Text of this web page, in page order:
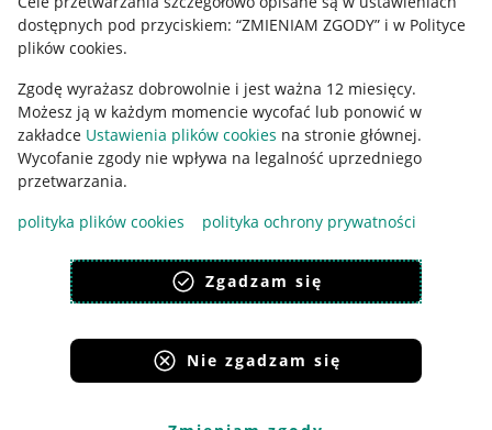
dostępnych pod przyciskiem: “ZMIENIAM ZGODY” i w Polityce
plików cookies.
Zgodę wyrażasz dobrowolnie i jest ważna 12 miesięcy.
Możesz ją w każdym momencie wycofać lub ponowić w
zakładce Ustawienia plików cookies na stronie głównej.
Wycofanie zgody nie wpływa na legalność uprzedniego
przetwarzania.
polityka plików cookies
polityka ochrony prywatności
Zgadzam się
Nie zgadzam się
Informacje dla Aktu o Usługach Cyfrowych
Pobierz aplikację
Korzystanie z serwisu oznacza akceptacjęregulaminu